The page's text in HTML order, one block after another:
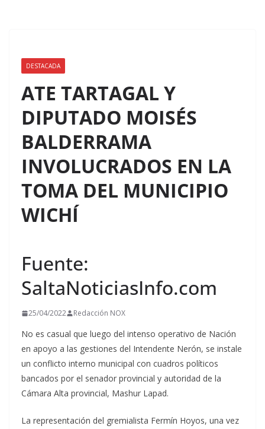
DESTACADA
ATE TARTAGAL Y
DIPUTADO MOISÉS
BALDERRAMA
INVOLUCRADOS EN LA
TOMA DEL MUNICIPIO
WICHÍ
Fuente:
SaltaNoticiasInfo.com
25/04/2022 Redacción NOX
No es casual que luego del intenso operativo de Nación
en apoyo a las gestiones del Intendente Nerón, se instale
un conflicto interno municipal con cuadros políticos
bancados por el senador provincial y autoridad de la
Cámara Alta provincial, Mashur Lapad.
La representación del gremialista Fermín Hoyos, una vez